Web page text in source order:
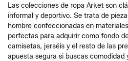
Las colecciones de ropa Arket son
informal y deportivo. Se trata de
hombre confeccionadas en
perfectas para adquirir como fondo
camisetas, jerséis y el resto de las
apuesta segura si buscas comodidad